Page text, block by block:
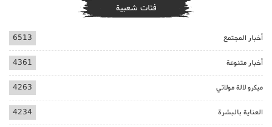
فئات شعبية
أخبار المجتمع 6513
أخبار متنوعة 4361
ميكرو لالة مولاتي 4263
العناية بالبشرة 4234